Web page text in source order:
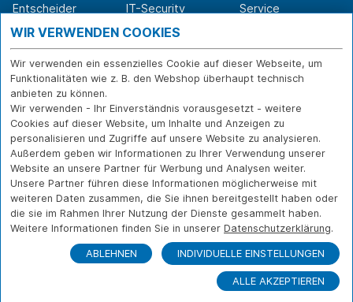
Entscheider
Für IT-Leiter
Für Privatkunden
Erfolgsgeschichte
n
Branchen
IT-Security
IT-Infrastruktur
IT-Service
Softwarelösungen
WLAN-Lösungen
Service
Versand- und
Zahlarten
Widerruf
Über CAB
Karriere
Sponsoring
Partner
News
Kontakt
IMPRESSUM
DATENSCHUTZ
FERNWARTUNG
© Copyright CAB IT-SYSTEMHAUS GmbH
WIR VERWENDEN COOKIES
Wir verwenden ein essenzielles Cookie auf dieser Webseite, um
Funktionalitäten wie z. B. den Webshop überhaupt technisch
anbieten zu können.
Wir verwenden - Ihr Einverständnis vorausgesetzt - weitere
Cookies auf dieser Website, um Inhalte und Anzeigen zu
personalisieren und Zugriffe auf unsere Website zu analysieren.
Außerdem geben wir Informationen zu Ihrer Verwendung unserer
Website an unsere Partner für Werbung und Analysen weiter.
Unsere Partner führen diese Informationen möglicherweise mit
weiteren Daten zusammen, die Sie ihnen bereitgestellt haben oder
die sie im Rahmen Ihrer Nutzung der Dienste gesammelt haben.
Weitere Informationen finden Sie in unserer Datenschutzerklärung.
ABLEHNEN INDIVIDUELLE EINSTELLUNGEN
ALLE AKZEPTIEREN